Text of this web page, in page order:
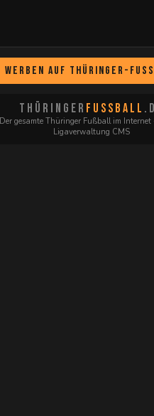
auf Thüringer-
THÜRINGER FUSSBALL
gesamte Thüringer Fußball im Internet
Ligaverwaltung CMS